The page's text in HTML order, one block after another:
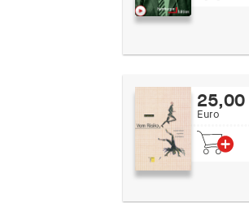
25,00
Euro